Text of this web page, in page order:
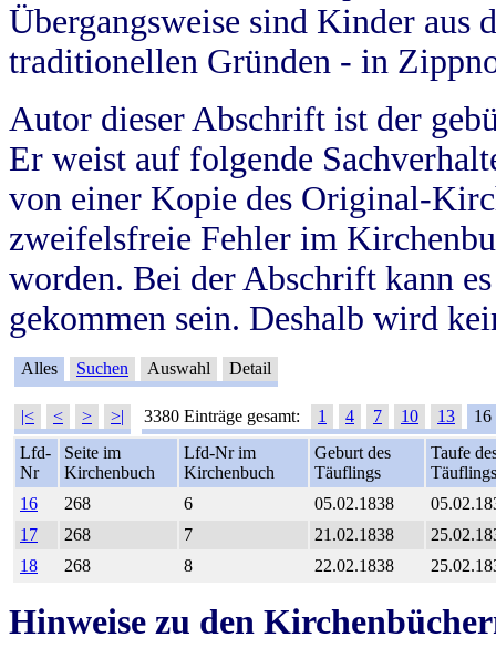
Übergangsweise sind Kinder aus
traditionellen Gründen - in
Autor dieser Abschrift ist der
Er weist auf folgende
von einer Kopie des Original-
zweifelsfreie Fehler im
worden. Bei der Abschrift kann
gekommen sein. Deshalb wird
Alles Suchen Auswahl Detail
|< < > >| 3380 Einträge gesamt: 1 4 7 10 13
16
Lfd-
Nr
Seite im
Kirchenbuch
Lfd-Nr im
Kirchenbuch
Geburt des
Täuflings
Taufe
Täuflings
16
268 6 05.02.1838
17
268 7 21.02.1838
18
268 8 22.02.1838
Hinweise zu den